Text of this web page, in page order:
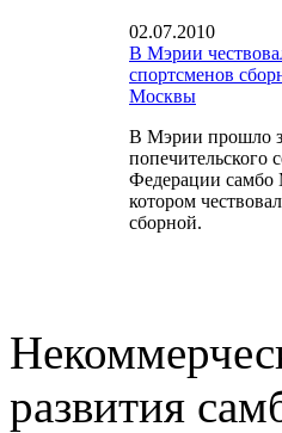
02.07.2010
В Мэрии
спортсменов
Москвы
В Мэрии прошло
попечительского
Федерации самбо
котором
сборной.
развития